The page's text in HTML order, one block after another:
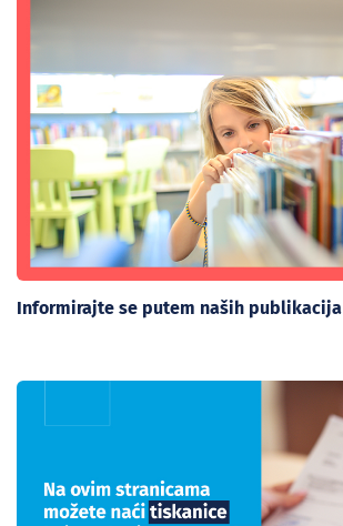
Informirajte se putem naših publikacija